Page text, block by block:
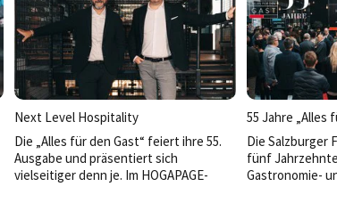
Basis für bessere Entscheidungen. Wir
zeigen, worauf es ankommt und wie
Betriebe konkret profitieren.
Fläche,
inhaltlichen
und klar
schaffen mehr
Austausch und
das, was eine
braucht.
Next Level Hospitality
Die „Alles für den Gast“ feiert ihre 55.
Ausgabe und präsentiert sich
vielseitiger denn je. Im HOGAPAGE-
55 Jahre „Alles
Die Salzburger
fünf
Gastronomie-